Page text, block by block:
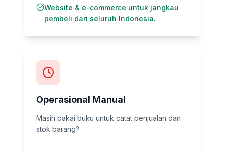
Website & e-commerce untuk jangkau
pembeli dari seluruh Indonesia.
Operasional Manual
Masih pakai buku untuk catat penjualan dan
stok barang?